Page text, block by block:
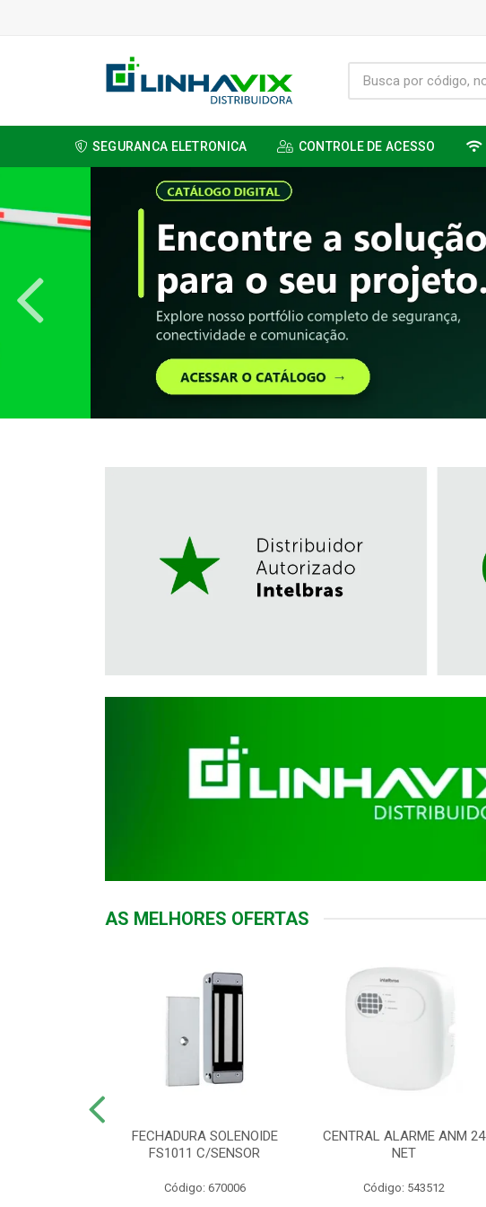
SEGURANCA ELETRONICA CONTROLE DE ACESSO
AS MELHORES OFERTAS
FECHADURA SOLENOIDE
FS1011 C/SENSOR
Código: 670006
CENTRAL ALARME ANM 24
NET
Código: 543512